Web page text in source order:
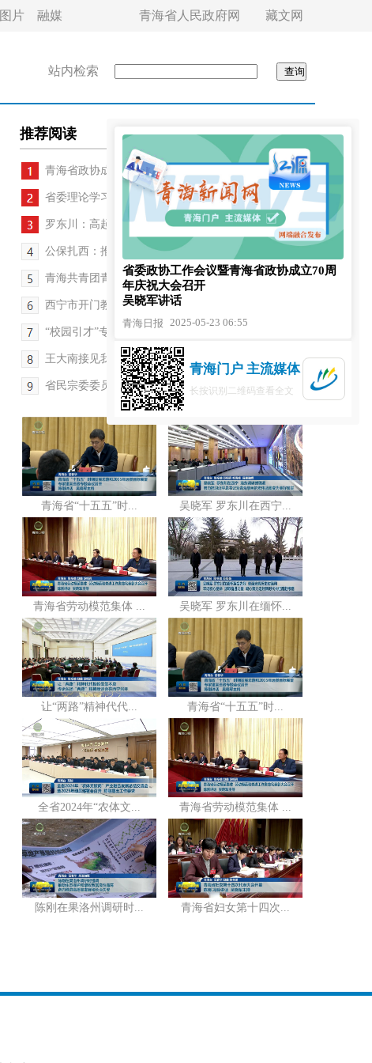
图片 融媒 青海省人民政府网 藏文网
站内检索
推荐阅读
青海省政协成立70周年庆祝大会召开 吴晓军讲话
省委理论学习中心组（扩大）学习会召开
罗东川：高起点高标准打造国际生态旅游目的地
公保扎西：推动青海高原康养事业迈向新高度
青海共青团青年思政课举办 刘奇凡出席活动
西宁市开门教育和社会监督工作座谈会召开
“校园引才”专场招聘会举行 赵月霞作主旨宣讲
王大南接见我省受全国表彰优秀放映员代表
省民宗委委员全体会议召开 班果出席
青海省“十五五”时...
青海省劳动模范集体 ...
让“两路”精神代代...
全省2024年“农体文...
陈刚在果洛州调研时...
吴晓军 罗东川在西宁...
吴晓军 罗东川在缅怀...
青海省“十五五”时...
青海省劳动模范集体 ...
青海省妇女第十四次...
省委政协工作会议暨青海省政协成立70周
年庆祝大会召开
吴晓军讲话
青海日报 2025-05-23 06:55
青海门户 主流媒体
长按识别二维码查看全文